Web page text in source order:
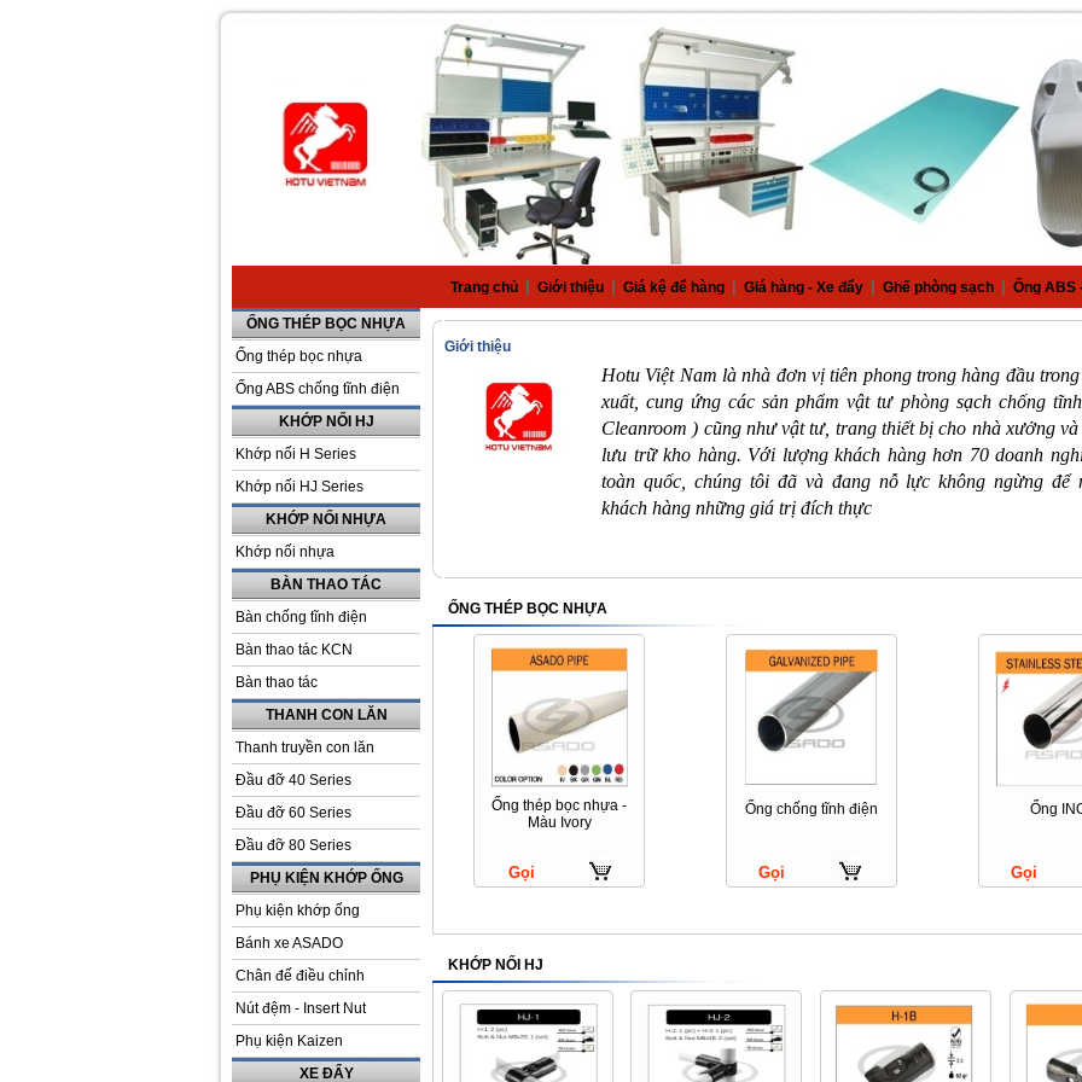
Trang chủ Giới thiệu Giá kệ để hàng Giá hàng - Xe đẩy Ghế phòng sạch Ống ABS
ỐNG THÉP BỌC NHỰA
Ống thép bọc nhựa
Ống ABS chống tĩnh điện
KHỚP NỐI HJ
Khớp nối H Series
Khớp nối HJ Series
KHỚP NỐI NHỰA
Khớp nối nhựa
BÀN THAO TÁC
Bàn chống tĩnh điện
Bàn thao tác KCN
Bàn thao tác
THANH CON LĂN
Thanh truyền con lăn
Đầu đỡ 40 Series
Đầu đỡ 60 Series
Đầu đỡ 80 Series
PHỤ KIỆN KHỚP ỐNG
Phụ kiện khớp ống
Bánh xe ASADO
Chân đế điều chỉnh
Nút đệm - Insert Nut
Phụ kiện Kaizen
XE ĐẨY
Giới thiệu
Hotu Việt Nam là nhà đơn vị tiên phong trong hàng đầu
xuất, cung ứng các sản phẩm vật tư phòng sạch chống
Cleanroom ) cũng như vật tư, trang thiết bị cho nhà xưởng
lưu trữ kho hàng. Với lượng khách hàng hơn 70 doanh
toàn quốc, chúng tôi đã và đang nỗ lực không ngừng để
khách hàng những giá trị đích thực
ỐNG THÉP BỌC NHỰA
Ống thép bọc nhựa -
Màu Ivory
Gọi
Ống chống tĩnh điện
Gọi
Ống
Gọi
KHỚP NỐI HJ